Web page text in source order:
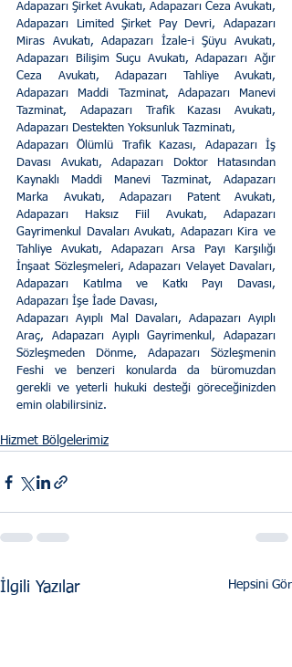
Adapazarı Şirket Avukatı, Adapazarı Ceza Avukatı,
Adapazarı Limited Şirket Pay Devri, Adapazarı
Miras Avukatı, Adapazarı İzale-i Şüyu Avukatı,
Adapazarı Bilişim Suçu Avukatı, Adapazarı Ağır
Ceza Avukatı, Adapazarı Tahliye Avukatı,
Adapazarı Maddi Tazminat, Adapazarı Manevi
Tazminat, Adapazarı Trafik Kazası Avukatı,
Adapazarı Destekten Yoksunluk Tazminatı,
Adapazarı Ölümlü Trafik Kazası, Adapazarı İş
Davası Avukatı, Adapazarı Doktor Hatasından
Kaynaklı Maddi Manevi Tazminat, Adapazarı
Marka Avukatı, Adapazarı Patent Avukatı,
Adapazarı Haksız Fiil Avukatı, Adapazarı
Gayrimenkul Davaları Avukatı, Adapazarı Kira ve
Tahliye Avukatı, Adapazarı Arsa Payı Karşılığı
İnşaat Sözleşmeleri, Adapazarı Velayet Davaları,
Adapazarı Katılma ve Katkı Payı Davası,
Adapazarı İşe İade Davası,
Adapazarı Ayıplı Mal Davaları, Adapazarı Ayıplı
Araç, Adapazarı Ayıplı Gayrimenkul, Adapazarı
Sözleşmeden Dönme, Adapazarı Sözleşmenin
Feshi ve benzeri konularda da büromuzdan
gerekli ve yeterli hukuki desteği göreceğinizden
emin olabilirsiniz.
Hizmet Bölgelerimiz
İlgili Yazılar Hepsini Gör